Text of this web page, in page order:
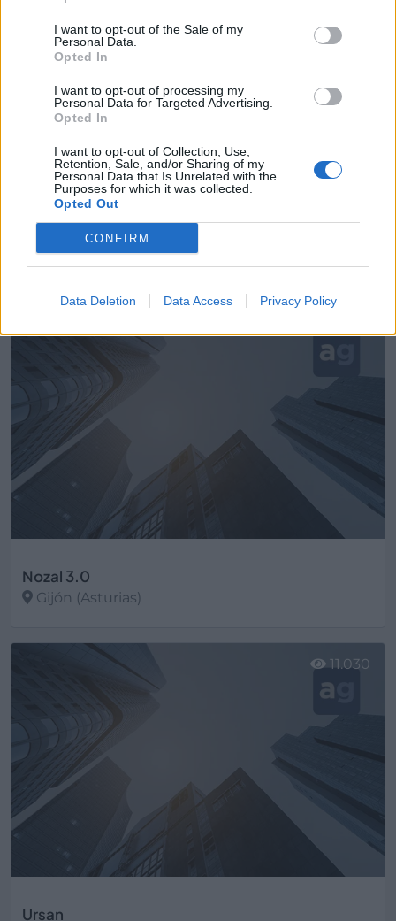
I want to opt-out of the Sale of my
Personal Data.
Opted In
I want to opt-out of processing my
Personal Data for Targeted Advertising.
Opted In
I want to opt-out of Collection, Use,
Retention, Sale, and/or Sharing of my
Personal Data that Is Unrelated with the
Purposes for which it was collected.
Opted Out
CONFIRM
Data Deletion Data Access Privacy Policy
Ver más
Nozal 3.0
Gijón (Asturias)
Ursan
11.030